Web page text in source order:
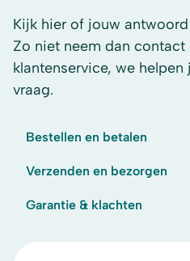
Kijk hier of jouw
Zo niet neem dan
klantenservice, we
vraag.
Bestellen en betalen
Verzenden en bezorgen
Garantie & klachten